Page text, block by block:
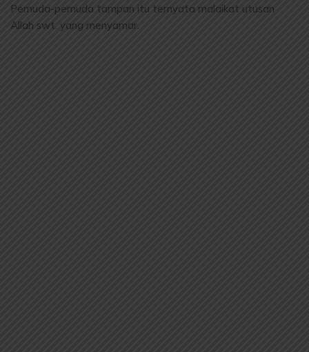
Pemuda-pemuda tampan itu ternyata malaikat utusan
Allah swt. yang menyamar.